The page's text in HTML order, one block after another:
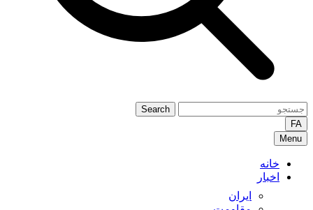
Search
FA
Menu
خانه
اخبار
ایران